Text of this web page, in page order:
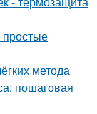
простые
метода
пошаговая